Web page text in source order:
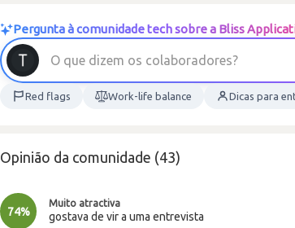
Pergunta à comunidade tech sobre a Bliss
O que d izem os colaborad ores?
Red flags Work-life balance Dicas para
Opinião da comunidade (43)
74%
Muito atractiva
gostava de vir a uma entrevista